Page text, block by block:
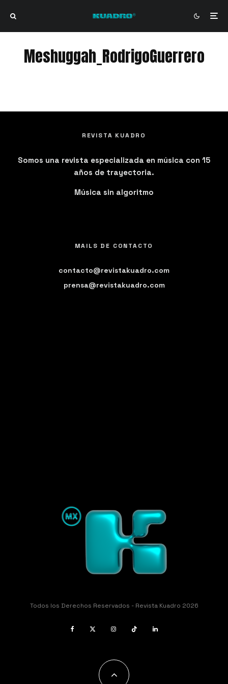
Meshuggah_RodrigoGuerrero
REVISTA KUADRO
Somos una revista especializada en música con 15
años de trayectoria.
Música sin algoritmo
MAILS DE CONTACTO
contacto@revistakuadro.com
prensa@revistakuadro.com
Todos los Derechos Reservados - Revista Kuadro 2026